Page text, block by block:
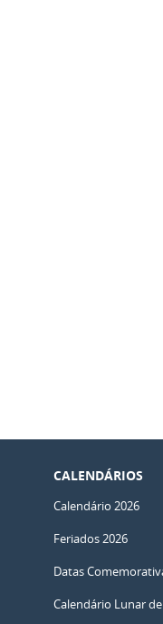
CALENDÁRIOS
Calendário 2026
Feriados 2026
Datas
Calendário Lunar